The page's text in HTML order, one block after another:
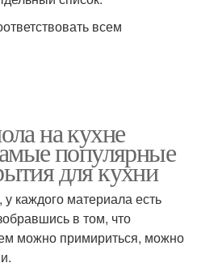
всем
на кухне
популярные
для кухни
каждого материала есть
в том, что
можно примириться, можно